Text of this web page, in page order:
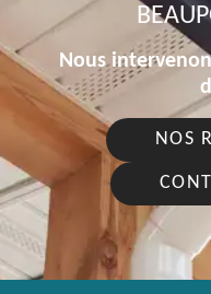
Nous
NOS